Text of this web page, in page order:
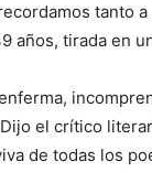
tanto
años, tirada en
el crítico
de todas los